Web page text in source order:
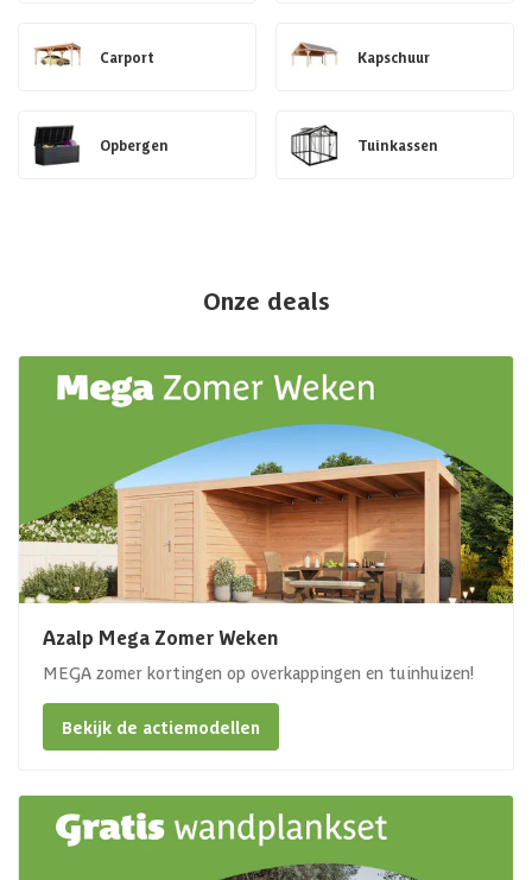
Carport Kapschuur
Opbergen Tuinkassen
Onze deals
Azalp Mega Zomer Weken
MEGA zomer kortingen op overkappingen en tuinhuizen!
Bekijk de actiemodellen